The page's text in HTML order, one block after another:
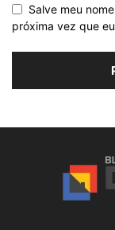
Salve meu
próxima vez que